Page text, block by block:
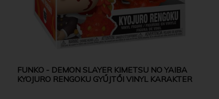
FUNKO - DEMON SLAYER KIMETSU NO YAIBA
KYOJURO RENGOKU GYŰJTŐI VINYL KARAKTER